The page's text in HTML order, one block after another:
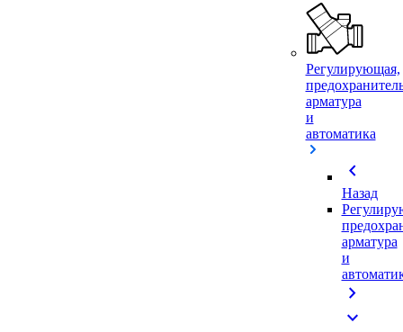
Регулирующая,
арматура
и
автоматика
chevron_left
Назад
арматура
и
chevron_right
expand_more